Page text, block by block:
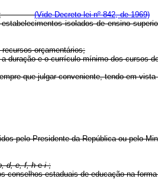
(Vide Decreto-lei nº 842, de 1969)
isolados de ensino
orçamentários;
e o currículo mínimo dos cursos
que julgar conveniente, tendo em vista
Presidente da República ou pelo
d, e, f, hei;
aos conselhos estaduais de educação